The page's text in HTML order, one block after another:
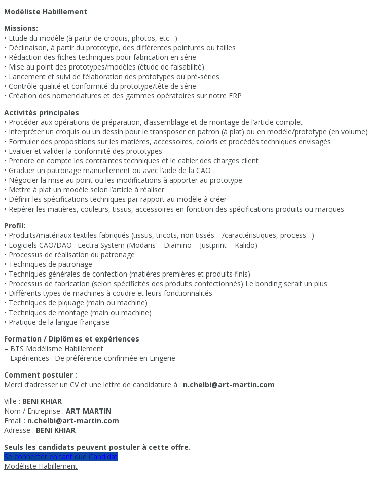
Modéliste Habillement
Missions:
• Etude du modèle (à partir de croquis, photos, etc…)
• Déclinaison, à partir du prototype, des différentes pointures ou tailles
• Rédaction des fiches techniques pour fabrication en série
• Mise au point des prototypes/modèles (étude de faisabilité)
• Lancement et suivi de l’élaboration des prototypes ou pré-séries
• Contrôle qualité et conformité du prototype/tête de série
• Création des nomenclatures et des gammes opératoires sur notre ERP
Activités principales
• Procéder aux opérations de préparation, d’assemblage et de montage de l’article complet
• Interpréter un croquis ou un dessin pour le transposer en patron (à plat) ou en modèle/prototype (en volume)
• Formuler des propositions sur les matières, accessoires, coloris et procédés techniques envisagés
• Evaluer et valider la conformité des prototypes
• Prendre en compte les contraintes techniques et le cahier des charges client
• Graduer un patronage manuellement ou avec l’aide de la CAO
• Négocier la mise au point ou les modifications à apporter au prototype
• Mettre à plat un modèle selon l’article à réaliser
• Définir les spécifications techniques par rapport au modèle à créer
• Repérer les matières, couleurs, tissus, accessoires en fonction des spécifications produits ou marques
Profil:
• Produits/matériaux textiles fabriqués (tissus, tricots, non tissés… /caractéristiques, process…)
• Logiciels CAO/DAO : Lectra System (Modaris – Diamino – Justprint – Kalido)
• Processus de réalisation du patronage
• Techniques de patronage
• Techniques générales de confection (matières premières et produits finis)
• Processus de fabrication (selon spécificités des produits confectionnés) Le bonding serait un plus
• Différents types de machines à coudre et leurs fonctionnalités
• Techniques de piquage (main ou machine)
• Techniques de montage (main ou machine)
• Pratique de la langue française
Formation / Diplômes et expériences
– BTS Modélisme Habillement
– Expériences : De préférence confirmée en Lingerie
Comment postuler :
Merci d’adresser un CV et une lettre de candidature à : n.chelbi@art-martin.com
Ville : BENI KHIAR
Nom / Entreprise : ART MARTIN
Email : n.chelbi@art-martin.com
Adresse : BENI KHIAR
Seuls les candidats peuvent postuler à cette offre.
Se connecter en tant que Candidat
Modéliste Habillement